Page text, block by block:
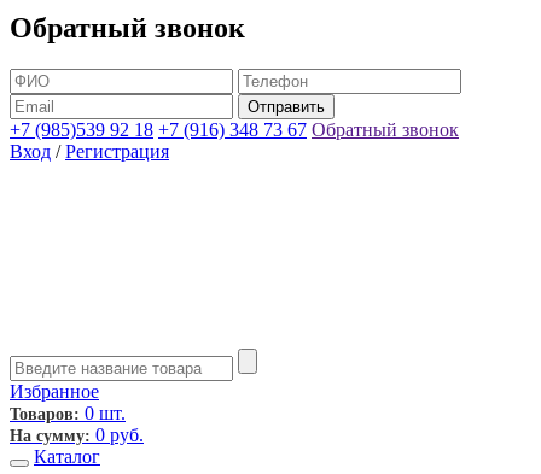
Обратный звонок
+7 (985)539 92 18 +7 (916) 348 73 67 Обратный звонок
Вход / Регистрация
Избранное
Товаров: 0 шт.
На сумму: 0 руб.
Каталог